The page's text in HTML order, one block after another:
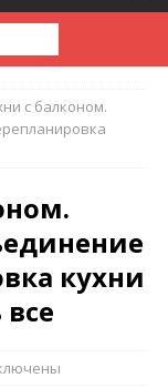
с балконом.
кухни